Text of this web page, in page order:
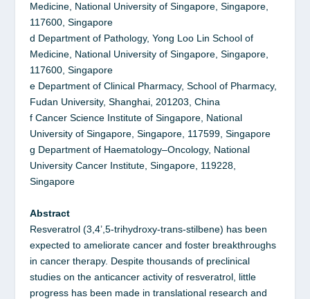
Medicine, National University of Singapore, Singapore,
117600, Singapore
d Department of Pathology, Yong Loo Lin School of
Medicine, National University of Singapore, Singapore,
117600, Singapore
e Department of Clinical Pharmacy, School of Pharmacy,
Fudan University, Shanghai, 201203, China
f Cancer Science Institute of Singapore, National
University of Singapore, Singapore, 117599, Singapore
g Department of Haematology–Oncology, National
University Cancer Institute, Singapore, 119228,
Singapore
Abstract
Resveratrol (3,4’,5-trihydroxy-trans-stilbene) has been
expected to ameliorate cancer and foster breakthroughs
in cancer therapy. Despite thousands of preclinical
studies on the anticancer activity of resveratrol, little
progress has been made in translational research and